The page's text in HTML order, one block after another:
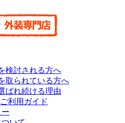
検討される方へ
取られている方へ
ばれ続ける理由
利用ガイド